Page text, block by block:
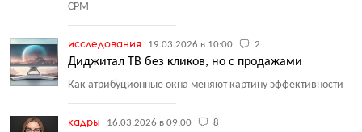
CPM
исследования 19.03.2026 в 10:00 2
Диджитал ТВ без кликов, но с продажами
Как атрибуционные окна меняют картину эффективности
кадры 16.03.2026 в 09:00 8